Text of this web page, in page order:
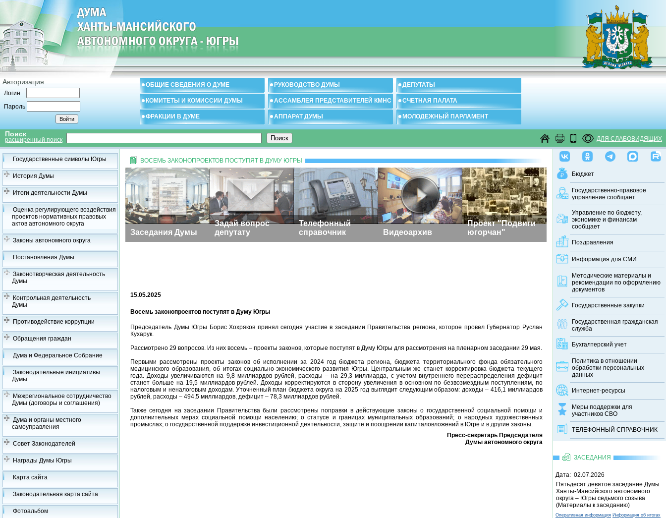
Авторизация
Логин
Пароль
ОБЩИЕ СВЕДЕНИЯ О ДУМЕ РУКОВОДСТВО ДУМЫ ДЕПУТАТЫ
КОМИТЕТЫ И КОМИССИИ ДУМЫ АССАМБЛЕЯ ПРЕДСТАВИТЕЛЕЙ КМНС СЧЕТНАЯ ПАЛАТА
ФРАКЦИИ В ДУМЕ АППАРАТ ДУМЫ МОЛОДЕЖНЫЙ ПАРЛАМЕНТ
Поиск
расширенный поиск ДЛЯ СЛАБОВИДЯЩИХ
Государственные символы Югры
История Думы
Итоги деятельности Думы
Оценка регулирующего воздействия
проектов нормативных правовых
актов автономного округа
Законы автономного округа
Постановления Думы
Законотворческая деятельность
Думы
Контрольная деятельность
Думы
Противодействие коррупции
Обращения граждан
Дума и Федеральное Собрание
Законодательные инициативы
Думы
Межрегиональное сотрудничество
Думы (договоры и соглашения)
Дума и органы местного
самоуправления
Совет Законодателей
Награды Думы Югры
Карта сайта
Законодательная карта сайта
Фотоальбом
Бюджет
Государственно-правовое
управление сообщает
Управление по бюджету,
экономике и финансам
сообщает
Поздравления
Информация для СМИ
Методические материалы и
рекомендации по оформлению
документов
Государственные закупки
Государственная гражданская
служба
Бухгалтерский учет
Политика в отношении
обработки персональных
данных
Интернет-ресурсы
Меры поддержки для
участников СВО
ТЕЛЕФОННЫЙ CПРАВОЧНИК
ЗАСЕДАНИЯ
Дата: 02.07.2026
Пятьдесят девятое заседание Думы
Ханты-Мансийского автономного
округа – Югры седьмого созыва
(Материалы к заседанию)
Оперативная информация Информация об итогах
ВОСЕМЬ ЗАКОНОПРОЕКТОВ ПОСТУПЯТ В ДУМУ ЮГРЫ
Заседания Думы
Задай вопрос
депутату
Телефонный
справочник
Видеоархив
Проект "Подвиги
югорчан"
15.05.2025
Восемь законопроектов поступят в Думу Югры
Председатель Думы Югры Борис Хохряков принял сегодня участие в заседании Правительства региона, которое провел Губернатор Руслан
Кухарук.
Рассмотрено 29 вопросов. Из них восемь – проекты законов, которые поступят в Думу Югры для рассмотрения на пленарном заседании 29 мая.
Первыми рассмотрены проекты законов об исполнении за 2024 год бюджета региона, бюджета территориального фонда обязательного
медицинского образования, об итогах социально-экономического развития Югры. Центральным же станет корректировка бюджета текущего
года. Доходы увеличиваются на 9,8 миллиардов рублей, расходы – на 29,3 миллиарда, с учетом внутреннего перераспределения дефицит
станет больше на 19,5 миллиардов рублей. Доходы корректируются в сторону увеличения в основном по безвозмездным поступлениям, по
налоговым и неналоговым доходам. Уточненный план бюджета округа на 2025 год выглядит следующим образом: доходы – 416,1 миллиардов
рублей, расходы – 494,5 миллиардов, дефицит – 78,3 миллиардов рублей.
Также сегодня на заседании Правительства были рассмотрены поправки в действующие законы о государственной социальной помощи и
дополнительных мерах социальной помощи населению; о статусе и границах муниципальных образований; о народных художественных
промыслах; о государственной поддержке инвестиционной деятельности, защите и поощрении капиталовложений в Югре и в другие законы.
Пресс-секретарь Председателя
Думы автономного округа